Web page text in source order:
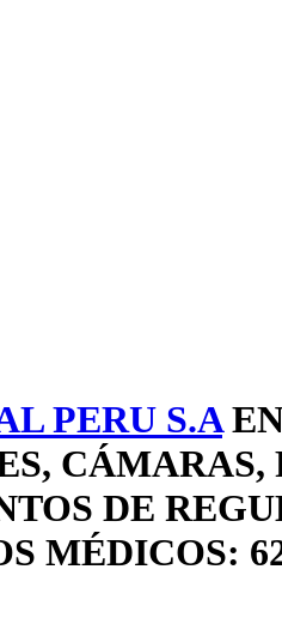
PERU S.A
CÁMARAS,
DE
MÉDICOS: